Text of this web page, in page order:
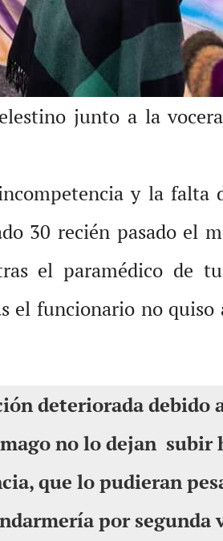
junto a la
y la falta
30 recién pasado el
el paramédico de
el funcionario no
deteriorada debido
no lo dejan subir
que lo pudieran
por segunda